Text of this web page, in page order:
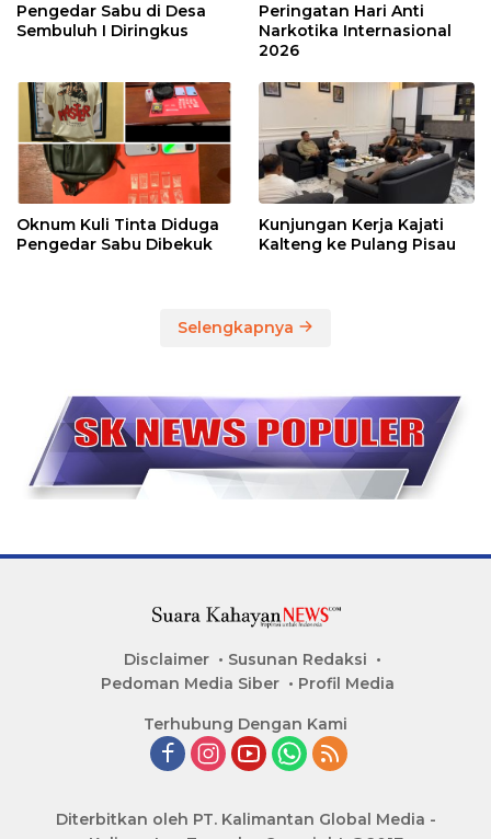
Pengedar Sabu di Desa
Sembuluh I Diringkus
Peringatan Hari Anti
Narkotika Internasional
2026
Oknum Kuli Tinta Diduga
Pengedar Sabu Dibekuk
Kunjungan Kerja Kajati
Kalteng ke Pulang Pisau
Selengkapnya
Disclaimer
Susunan Redaksi
Pedoman Media Siber
Profil Media
Terhubung Dengan Kami
Diterbitkan oleh PT. Kalimantan Global Media -